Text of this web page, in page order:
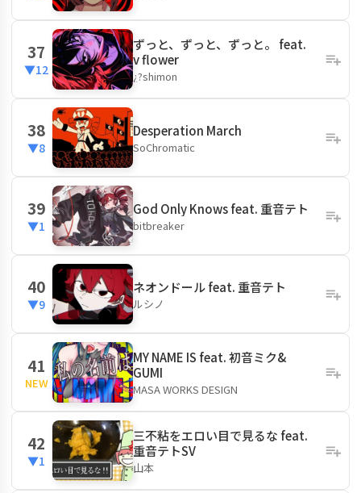
37
▼12
ずっと、ずっと、ずっと。 feat.
v flower
¿?shimon
38
▼8
Desperation March
SoChromatic
39
▼1
God Only Knows feat. 重音テト
bitbreaker
40
▼9
ネオンドール feat. 重音テト
ルシノ
41
NEW
MY NAME IS feat. 初音ミク&
GUMI
MASA WORKS DESIGN
42
▼1
三不粘をエロい目で見るな feat.
重音テトSV
山本